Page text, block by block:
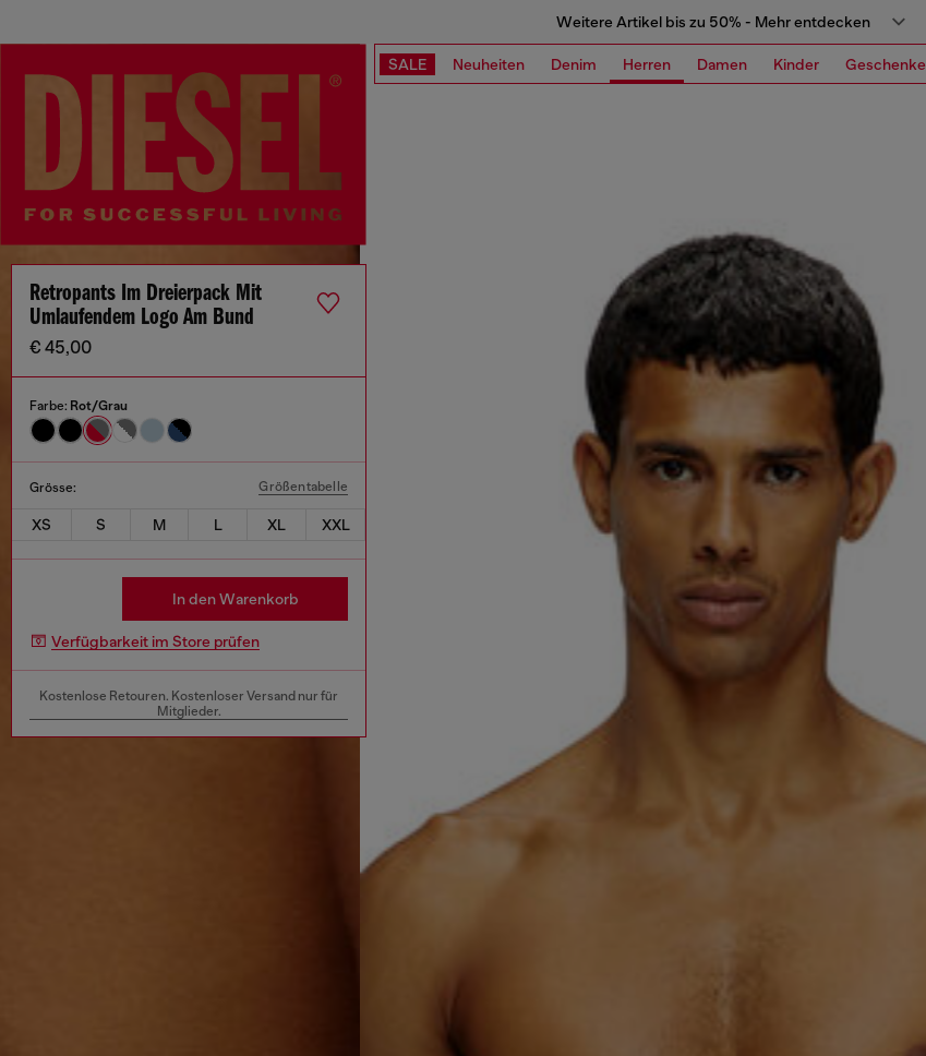
Weitere Artikel bis zu 50% - Mehr entdecken
SALE Neuheiten Denim Herren Damen Kinder Geschenke
Retropants Im Dreierpack Mit
Umlaufendem Logo Am Bund
€ 45,00
Farbe: Rot/Grau
Grösse: Größentabelle
XS S M L XL XXL
In den Warenkorb
Verfügbarkeit im Store prüfen
Kostenlose Retouren. Kostenloser Versand nur für
Mitglieder.